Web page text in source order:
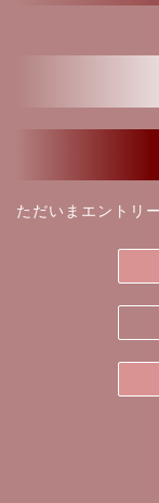
ただいまエントリ